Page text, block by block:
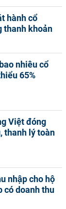
hành cổ
thanh khoản
nhiêu cổ
65%
Việt đóng
thanh lý toàn
nhập cho hộ
có doanh thu